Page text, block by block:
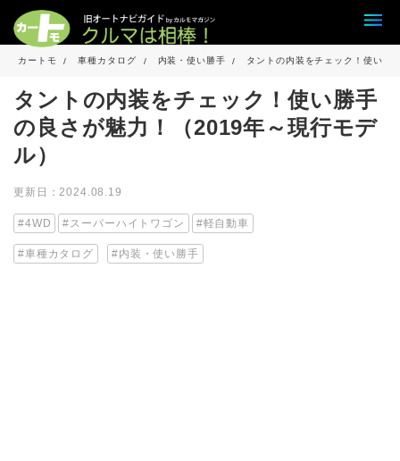
カートモ 車種カタログ 内装・使い勝手 タントの内装をチェック！使い勝
タントの内装をチェック！使い勝手
の良さが魅力！（2019年～現行モデ
ル）
更新日：2024.08.19
4WD スーパーハイトワゴン 軽自動車
車種カタログ 内装・使い勝手